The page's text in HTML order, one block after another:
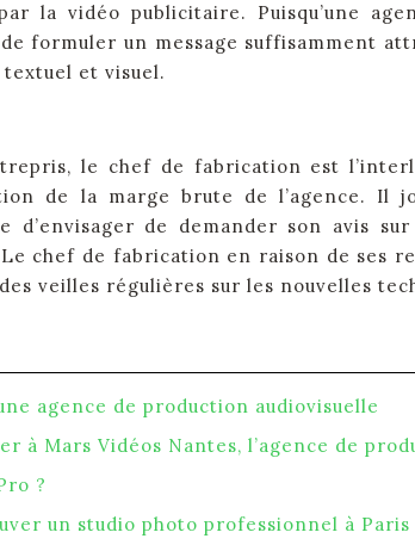
la vidéo publicitaire. Puisqu’une
formuler un message suffisamment
et visuel.
le chef de fabrication est
de la marge brute de l’agence.
d’envisager de demander son avis
chef de fabrication en raison de ses
veilles régulières sur les nouvelles
agence de production audiovisuelle
à Mars Vidéos Nantes, l’agence de
?
un studio photo professionnel à Paris